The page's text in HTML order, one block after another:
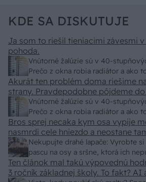
KDE SA DISKUTUJE
Vnútorné žalúzie sú v 40-
Prečo z okna robia radiátor a ako
Ja som to riešil tieniacimi závesmi
pohoda.
Vnútorné žalúzie sú v 40-
Prečo z okna robia radiátor a ako
Akurát ten problém doma riešime
strany. Pravdepodobne pôjdeme
tienenia na spôsob markízy
predajcovia idú okolo 100 eur kus.
Nekupujte drahé lapače: Vyrobte
pascu na osy a sršne, ktorá ich
Bros sprej necaka kym osa vypije
nasmrdi cele hniezdo a neostane
pasca naucinke moc efektivne.
Ten článok mal takú výpovednú
3 ročník základnej školy. To fakt? AI alebo nejaka kniha